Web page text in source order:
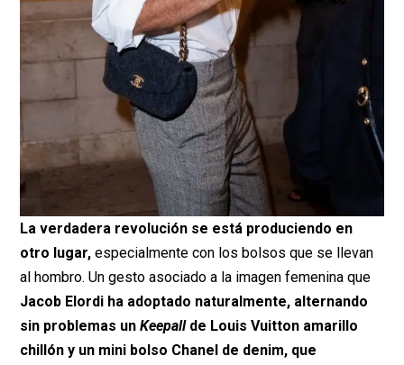
La verdadera revolución se está produciendo en
otro lugar, especialmente con los bolsos que se llevan
al hombro. Un gesto asociado a la imagen femenina que
Jacob Elordi ha adoptado naturalmente, alternando
sin problemas unKeepallde Louis Vuitton amarillo
chillón y un mini bolso Chanel de denim, que